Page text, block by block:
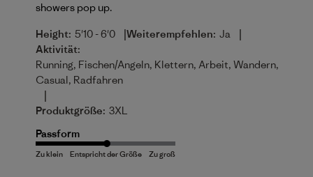
showers pop up.
Height: 5'10 - 6'0 |Weiterempfehlen: Ja |
Aktivität:
Running, Fischen/Angeln, Klettern, Arbeit, Wandern,
Casual, Radfahren
|
Produktgröße: 3XL
Passform